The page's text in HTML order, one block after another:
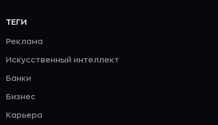
ТЕГИ
Реклама
Искусственный интеллект
Банки
Бизнес
Карьера